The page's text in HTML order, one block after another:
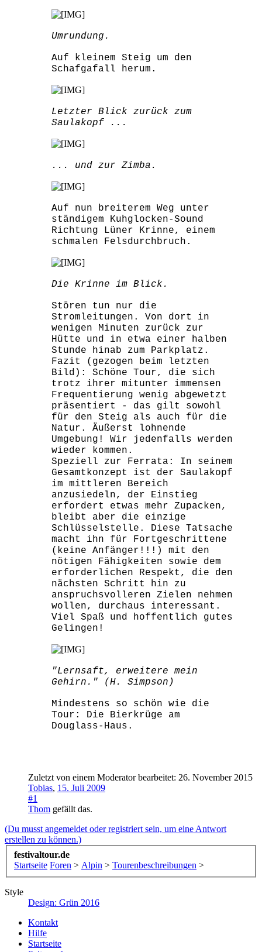
Umrundung.
Auf kleinem Steig um den
Schafgafall herum.
Letzter Blick zurück zum
Saulakopf ...
... und zur Zimba.
Auf nun breiterem Weg unter
ständigem Kuhglocken-Sound
Richtung Lüner Krinne, einem
schmalen Felsdurchbruch.
Die Krinne im Blick.
Stören tun nur die
Stromleitungen. Von dort in
wenigen Minuten zurück zur
Hütte und in etwa einer halben
Stunde hinab zum Parkplatz.
Fazit (gezogen beim letzten
Bild): Schöne Tour, die sich
trotz ihrer mitunter immensen
Frequentierung wenig abgewetzt
präsentiert - das gilt sowohl
für den Steig als auch für die
Natur. Äußerst lohnende
Umgebung! Wir jedenfalls werden
wieder kommen.
Speziell zur Ferrata: In seinem
Gesamtkonzept ist der Saulakopf
im mittleren Bereich
anzusiedeln, der Einstieg
erfordert etwas mehr Zupacken,
bleibt aber die einzige
Schlüsselstelle. Diese Tatsache
macht ihn für Fortgeschrittene
(keine Anfänger!!!) mit den
nötigen Fähigkeiten sowie dem
erforderlichen Respekt, die den
nächsten Schritt hin zu
anspruchsvolleren Zielen nehmen
wollen, durchaus interessant.
Viel Spaß und hoffentlich gutes
Gelingen!
"Lernsaft, erweitere mein
Gehirn." (H. Simpson)
Mindestens so schön wie die
Tour: Die Bierkrüge am
Douglass-Haus.
Zuletzt von einem Moderator bearbeitet: 26. November 2015
Tobias, 15. Juli 2009
#1
Thom gefällt das.
(Du musst angemeldet oder registriert sein, um eine Antwort
erstellen zu können.)
festivaltour.de
Startseite Foren > Alpin > Tourenbeschreibungen >
Style
Design: Grün 2016
Kontakt
Hilfe
Startseite